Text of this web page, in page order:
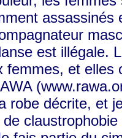
est illégale.
femmes, et
robe décrite, et